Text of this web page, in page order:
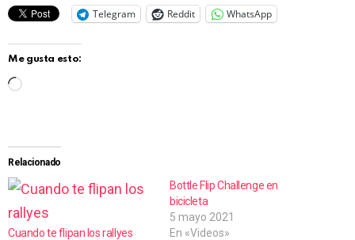
Telegram Reddit WhatsApp
Me gusta esto:
g
a
n
d
Relacionado
Cuando te flipan los rallyes
Bottle Flip Challenge en
bicicleta
5 mayo 2021
En «Videos»